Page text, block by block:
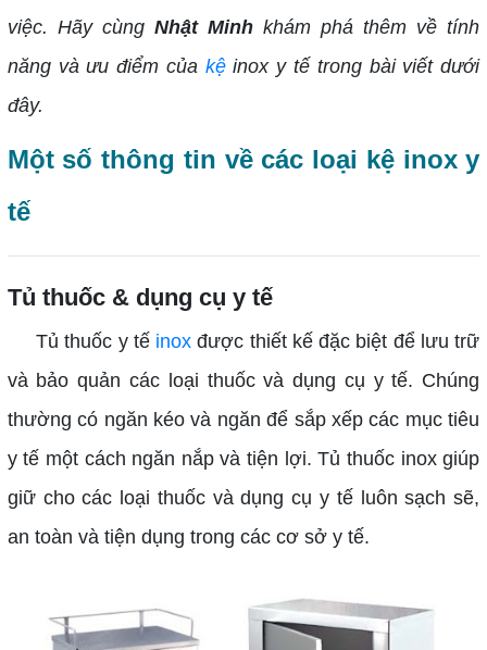
việc. Hãy cùng Nhật Minhkhám phá thêm về tính
năng và ưu điểm của kệinox y tế trong bài viết dưới
đây.
Một số thông tin về các loại kệ inox y
tế
Tủ thuốc & dụng cụ y tế
Tủ thuốc y tế inox được thiết kế đặc biệt để lưu trữ
và bảo quản các loại thuốc và dụng cụ y tế. Chúng
thường có ngăn kéo và ngăn để sắp xếp các mục tiêu
y tế một cách ngăn nắp và tiện lợi. Tủ thuốc inox giúp
giữ cho các loại thuốc và dụng cụ y tế luôn sạch sẽ,
an toàn và tiện dụng trong các cơ sở y tế.